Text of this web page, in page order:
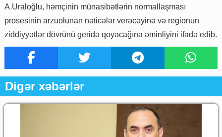
A.Uraloğlu, həmçinin münasibətlərin normallaşması
prosesinin arzuolunan nəticələr verəcəyinə və regionun
ziddiyyətlər dövrünü geridə qoyacağına əminliyini ifadə edib.
Digər xəbərlər